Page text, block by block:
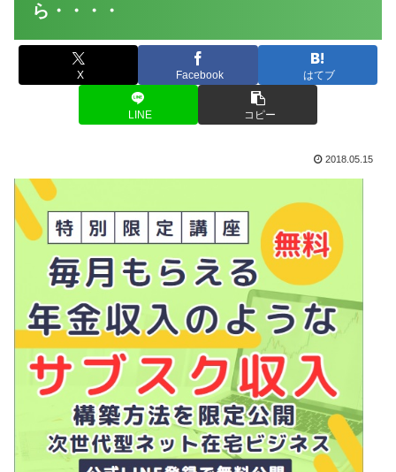
ら・・・・
X Facebook はてブ
LINE コピー
2018.05.15